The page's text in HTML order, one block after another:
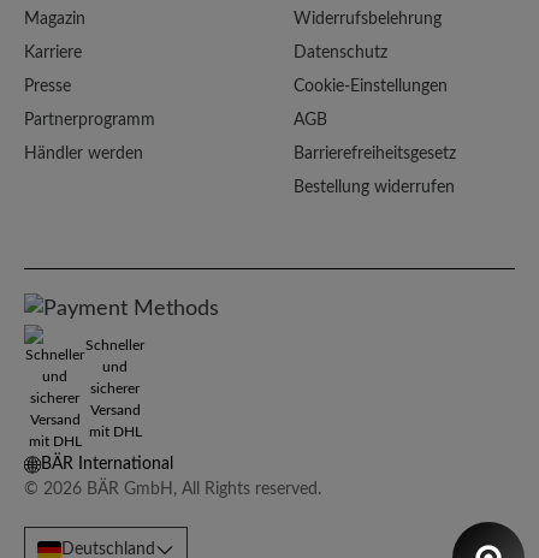
Magazin
Karriere
Presse
Partnerprogramm
Händler werden
Widerrufsbelehrung
Datenschutz
Cookie-Einstellungen
AGB
Barrierefreiheitsgesetz
Bestellung widerrufen
Schneller
und
sicherer
Versand
mit DHL
BÄR International
© 2026 BÄR GmbH, All Rights reserved.
Deutschland